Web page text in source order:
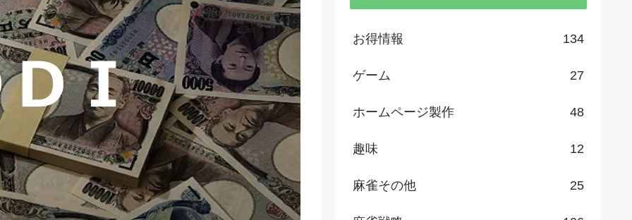
お得情報 134
ゲーム 27
ホームページ製作 48
趣味 12
麻雀その他 25